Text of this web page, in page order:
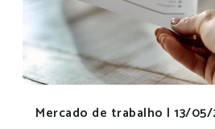
Mercado de trabalho | 13/